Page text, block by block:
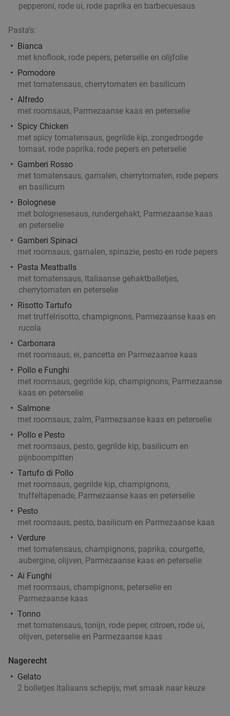
pepperoni, rode ui, rode paprika en barbecuesaus
Pasta's:
Bianca
met knoflook, rode pepers, peterselie en olijfolie
Pomodore
met tomatensaus, cherrytomaten en basilicum
Alfredo
met roomsaus, Parmezaanse kaas en peterselie
Spicy Chicken
met spicy tomatensaus, gegrilde kip, zongedroogde
tomaat, rode paprika, rode pepers en peterselie
Gamberi Rosso
met tomatensaus, garnalen, cherrytomaten, rode pepers
en basilicum
Bolognese
met bolognesesaus, rundergehakt, Parmezaanse kaas
en peterselie
Gamberi Spinaci
met roomsaus, garnalen, spinazie, pesto en rode pepers
Pasta Meatballs
met tomatensaus, Italiaanse gehaktballetjes,
cherrytomaten en peterselie
Risotto Tartufo
met truffelrisotto, champignons, Parmezaanse kaas en
rucola
Carbonara
met roomsaus, ei, pancetta en Parmezaanse kaas
Pollo e Funghi
met roomsaus, gegrilde kip, champignons, Parmezaanse
kaas en peterselie
Salmone
met roomsaus, zalm, Parmezaanse kaas en peterselie
Pollo e Pesto
met roomsaus, pesto, gegrilde kip, basilicum en
pijnboompitten
Tartufo di Pollo
met roomsaus, gegrilde kip, champignons,
truffeltapenade, Parmezaanse kaas en peterselie
Pesto
met roomsaus, pesto, basilicum en Parmezaanse kaas
Verdure
met tomatensaus, champignons, paprika, courgette,
aubergine, olijven, Parmezaanse kaas en peterselie
Ai Funghi
met roomsaus, champignons, peterselie en
Parmezaanse kaas
Tonno
met tomatensaus, tonijn, rode peper, citroen, rode ui,
olijven, peterselie en Parmezaanse kaas
Nagerecht
Gelato
2 bolletjes Italiaans schepijs, met smaak naar keuze